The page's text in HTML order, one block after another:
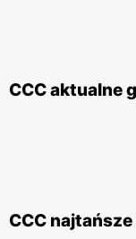
CCC aktualne
CCC